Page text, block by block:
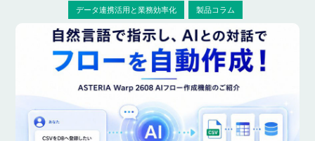
データ連携活用と業務効率化 製品コラム